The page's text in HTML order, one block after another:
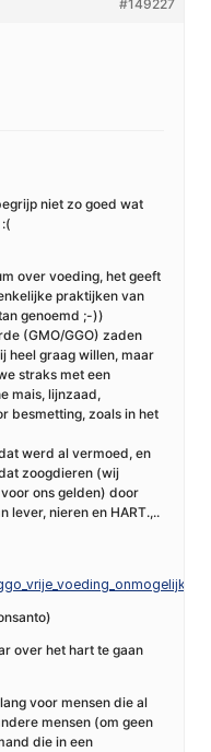
#149227
niet zo goed wat
over voeding, het geeft
praktijken van
genoemd ;-))
(GMO/GGO) zaden
heel graag willen, maar
straks met een
mais, lijnzaad,
besmetting, zoals in het
werd al vermoed, en
zoogdieren (wij
ons gelden) door
lever, nieren en HART.,..
over het hart te gaan
voor mensen die al
mensen (om geen
die in een